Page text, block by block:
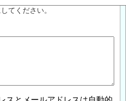
てください。